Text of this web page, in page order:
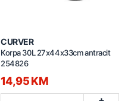
CURVER
Korpa 30L 27x44x33cm antracit
254826
14,95 KM